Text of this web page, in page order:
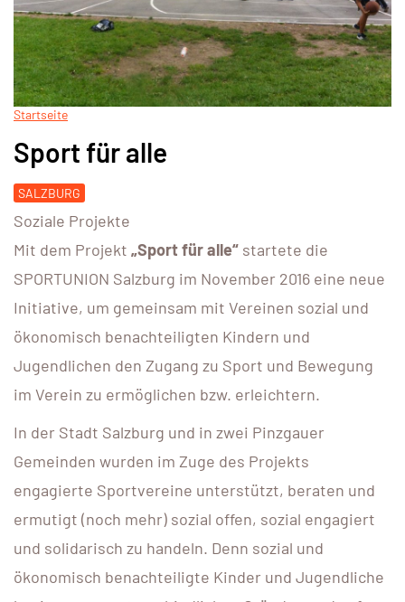
Startseite
Sport für alle
SALZBURG
Soziale Projekte
Mit dem Projekt „Sport für alle“ startete die
SPORTUNION Salzburg im November 2016 eine neue
Initiative, um gemeinsam mit Vereinen sozial und
ökonomisch benachteiligten Kindern und
Jugendlichen den Zugang zu Sport und Bewegung
im Verein zu ermöglichen bzw. erleichtern.
In der Stadt Salzburg und in zwei Pinzgauer
Gemeinden wurden im Zuge des Projekts
engagierte Sportvereine unterstützt, beraten und
ermutigt (noch mehr) sozial offen, sozial engagiert
und solidarisch zu handeln. Denn sozial und
ökonomisch benachteiligte Kinder und Jugendliche